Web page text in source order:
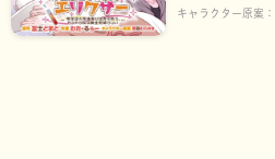
キャラクター原案：